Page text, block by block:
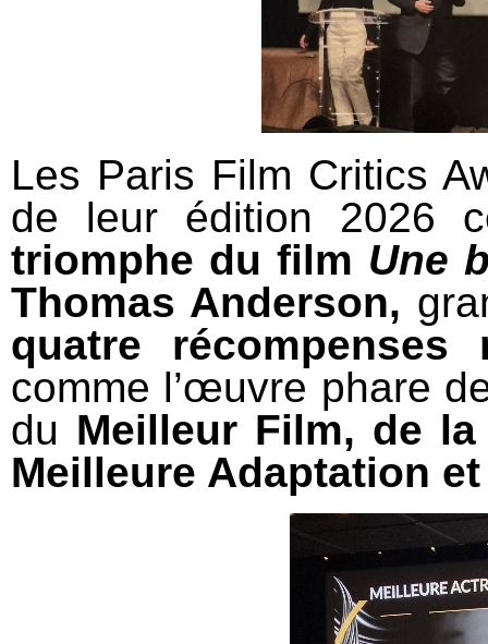
Les Paris Film Critics
de leur édition 2026
triomphe du film Une
Thomas Anderson,
quatre récompenses
comme l’œuvre phare
du Meilleur Film, de
Meilleure Adaptation